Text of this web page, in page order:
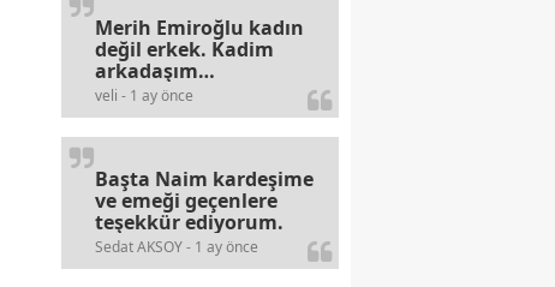
veli - 1 ay önce
Merih Emiroğlu kadın
değil erkek. Kadim
arkadaşım
haberinizdeki hataya
gayb den
gülümsüyordur.
Sedat AKSOY - 1 ay önce
Başta Naim kardeşime
ve emeği geçenlere
teşekkür ediyorum.